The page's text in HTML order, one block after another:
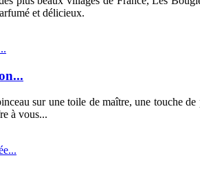
et délicieux.
sur une toile de maître, une touche
à vous...